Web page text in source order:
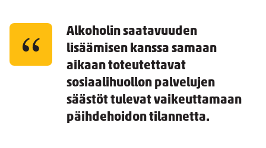
Alkoholin saatavuuden
lisäämisen kanssa samaan
aikaan toteutettavat
sosiaalihuollon palvelujen
säästöt tulevat vaikeuttamaan
päihdehoidon tilannetta.